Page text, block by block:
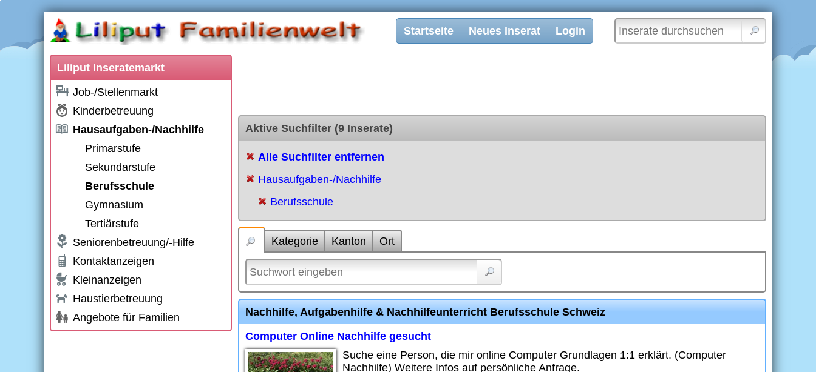
Startseite Neues Inserat Login
Liliput Inseratemarkt
Job-/Stellenmarkt
Kinderbetreuung
Hausaufgaben-/Nachhilfe
Primarstufe
Sekundarstufe
Berufsschule
Gymnasium
Tertiärstufe
Seniorenbetreuung/-Hilfe
Kontaktanzeigen
Kleinanzeigen
Haustierbetreuung
Angebote für Familien
Aktive Suchfilter (9 Inserate)
Alle Suchfilter entfernen
Hausaufgaben-/Nachhilfe
Berufsschule
Kategorie Kanton Ort
Nachhilfe, Aufgabenhilfe & Nachhilfeunterricht Berufsschule Schweiz
Computer Online Nachhilfe gesucht
Suche eine Person, die mir online Computer Grundlagen 1:1 erklärt. (Computer
Nachhilfe) Weitere Infos auf persönliche Anfrage.